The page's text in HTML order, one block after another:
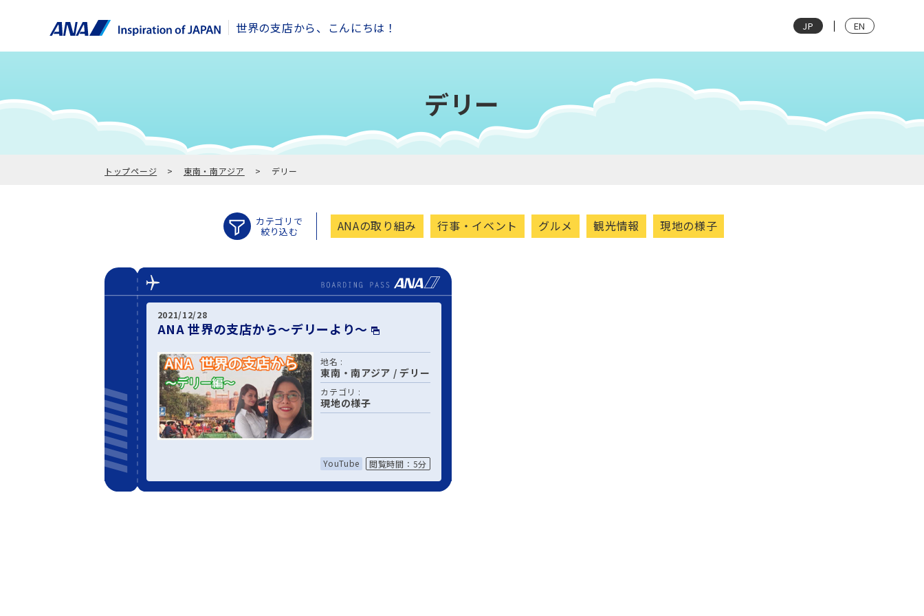
世界の支店から、こんにちは！ JP EN
デリー
トップページ 東南・南アジア デリー
カテゴリで
絞り込む ANAの取り組み 行事・イベント グルメ 観光情報 現地の様子
2021/12/28
ANA 世界の支店から～デリーより～
地名 :
東南・南アジア /デリー
カテゴリ :
現地の様子
YouTube 閲覧時間：5分